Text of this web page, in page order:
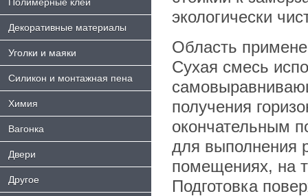
Декоративные материалы
Уголки и маяки
Силикон и монтажная пена
Химия
Bагонка
Двери
Другое
экологически
Облaсть
Сухая смесь
получения
окончательным
для выполнения
помещениях, на
Подготовка